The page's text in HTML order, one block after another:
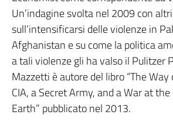
Un’indagine svolta nel 2009 con
sull’intensificarsi delle violenze in
Afghanistan e su come la politica
a tali violenze gli ha valso il Pulitzer
Mazzetti è autore del libro “The
CIA, a Secret Army, and a War at
Earth” pubblicato nel 2013.